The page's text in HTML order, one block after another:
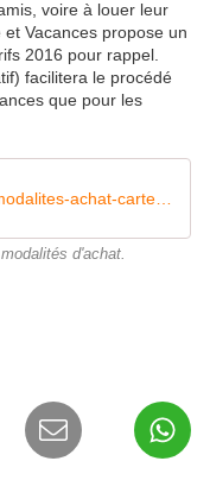
voire à louer leur
Vacances propose un
2016 pour rappel.
facilitera le procédé
que pour les
d'achat.